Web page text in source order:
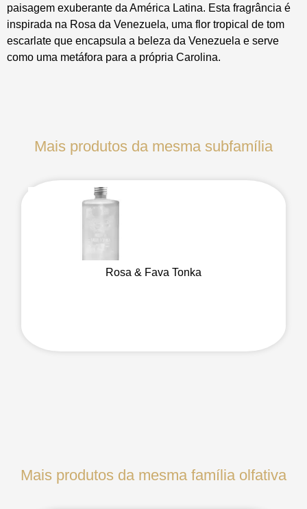
paisagem exuberante da América Latina. Esta fragrância é
inspirada na Rosa da Venezuela, uma flor tropical de tom
escarlate que encapsula a beleza da Venezuela e serve
como uma metáfora para a própria Carolina.
Mais produtos da mesma subfamília
Rosa & Fava Tonka
Mais produtos da mesma família olfativa